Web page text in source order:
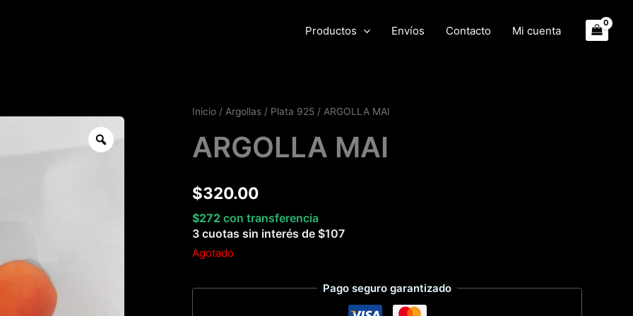
Productos Envíos Contacto Mi cuenta
Zoom
Inicio / Argollas / Plata 925 / ARGOLLA MAI
ARGOLLA MAI
$320.00
$272 con transferencia
3 cuotas sin interés de $107
Agotado
Pago seguro garantizado